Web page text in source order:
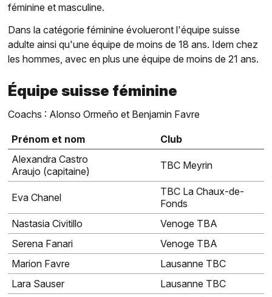
féminine et masculine.
Dans la catégorie féminine évolueront l'équipe suisse
adulte ainsi qu'une équipe de moins de 18 ans. Idem chez
les hommes, avec en plus une équipe de moins de 21 ans.
Équipe suisse féminine
Coachs : Alonso Ormeño et Benjamin Favre
Prénom et nom
Club
Alexandra Castro
Araujo (capitaine)
TBC Meyrin
Eva Chanel
TBC La Chaux-de-
Fonds
Nastasia Civitillo
Venoge TBA
Serena Fanari
Venoge TBA
Marion Favre
Lausanne TBC
Lara Sauser
Lausanne TBC